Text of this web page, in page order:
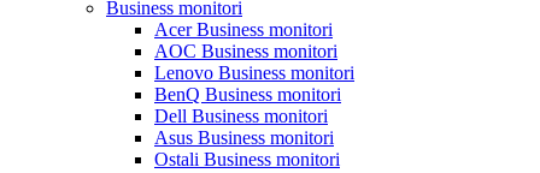
Business monitori
Acer Business monitori
AOC Business monitori
Lenovo Business monitori
BenQ Business monitori
Dell Business monitori
Asus Business monitori
Ostali Business monitori